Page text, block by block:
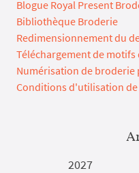
Blogue Royal Present
Bibliothèque Broderie
Redimensionnement du
Téléchargement de
Numérisation de broderie
Conditions d'utilisation
2027